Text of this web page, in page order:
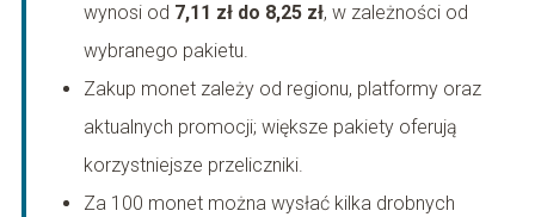
wynosi od 7,11 zł do 8,25 zł, w zależności od
wybranego pakietu.
Zakup monet zależy od regionu, platformy oraz
aktualnych promocji; większe pakiety oferują
korzystniejsze przeliczniki.
Za 100 monet można wysłać kilka drobnych